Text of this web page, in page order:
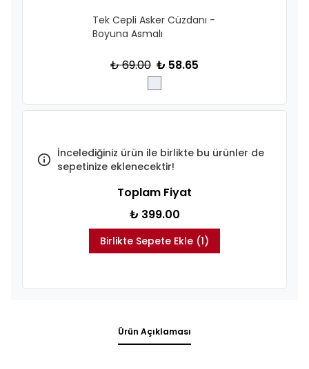
Tek Cepli Asker Cüzdanı -
Boyuna Asmalı
₺ 69.00 ₺ 58.65
İncelediğiniz ürün ile birlikte bu ürünler de
sepetinize eklenecektir!
Toplam Fiyat
₺ 399.00
Birlikte Sepete Ekle (1)
Ürün Açıklaması